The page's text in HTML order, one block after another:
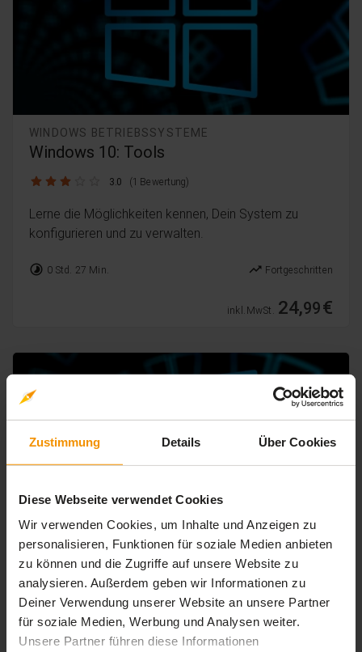
Zustimmung Details Über Cookies
Diese Webseite verwendet Cookies
Wir verwenden Cookies, um Inhalte und Anzeigen zu
personalisieren, Funktionen für soziale Medien anbieten
zu können und die Zugriffe auf unsere Website zu
analysieren. Außerdem geben wir Informationen zu
Deiner Verwendung unserer Website an unsere Partner
für soziale Medien, Werbung und Analysen weiter.
Unsere Partner führen diese Informationen
WINDOWS BETRIEBSSYSTEME
Windows 10: Tools
3.0 / 5 3.0 (1 Bewertung)
Lerne die Möglichkeiten kennen, Dein System zu
konfigurieren und zu verwalten.
timelapse 0 Std. 27 Min. trending_up Fortgeschritten
inkl. MwSt. 24,99€
WINDOWS BETRIEBSSYSTEME
Windows 10: Tools & Wiederherstellung
5.0 / 5 5.0 (2 Bewertungen)
Lerne unter anderem die Möglichkeiten zur